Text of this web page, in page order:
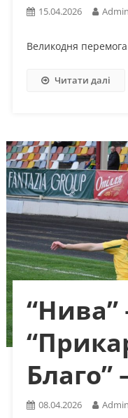
15.04.2026
Великодня
Читати далі
“Нива”
Благо”
08.04.2026